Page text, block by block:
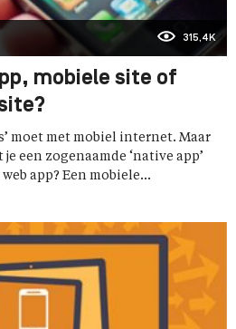
315,4K
mobiele site of
moet met mobiel internet. Maar
een zogenaamde ‘native app’
app? Een mobiele...